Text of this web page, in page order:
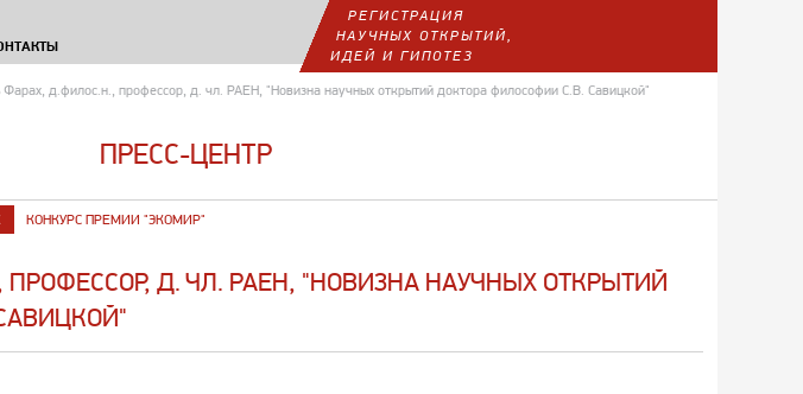
РЕГИСТРАЦИЯ
НАУЧНЫХ ОТКРЫТИЙ,
ИДЕЙ И ГИПОТЕЗ
Фарах, д.филос.н., профессор​, д. чл. РАЕН, "Новизна научных открытий доктора философии С.В. Савицкой"
ПРЕСС-ЦЕНТР
КОНКУРС ПРЕМИИ "ЭКОМИР"
Д. ЧЛ. РАЕН, "НОВИЗНА НАУЧНЫХ ОТКРЫТИЙ